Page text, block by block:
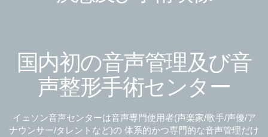
国内初の音声管理及び音
声整形手術センター
イェソン音声センターは音声専門使用者(声楽家/歌手/声優/ア
ナウンサー/タレントなど)の 体系的かつ専門的な音声管理だけ